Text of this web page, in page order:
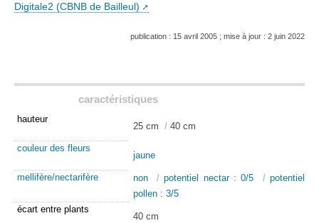
Digitale2 (CBNB de Bailleul)
publication : 15 avril 2005 ; mise à jour : 2 juin 2022
caractéristiques
hauteur
25 cm / 40 cm
couleur des fleurs
jaune
mellifère/nectarifère non /potentiel nectar : 0/5 /potentiel
pollen : 3/5
écart entre plants
40 cm